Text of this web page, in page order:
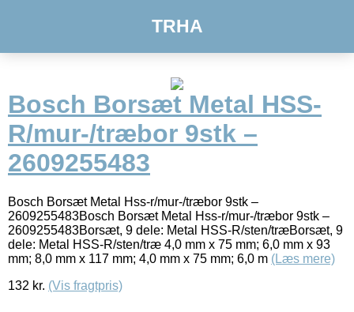
TRHA
Bosch Borsæt Metal HSS-
R/mur-/træbor 9stk –
2609255483
Bosch Borsæt Metal Hss-r/mur-/træbor 9stk –
2609255483Bosch Borsæt Metal Hss-r/mur-/træbor 9stk –
2609255483Borsæt, 9 dele: Metal HSS-R/sten/træBorsæt, 9
dele: Metal HSS-R/sten/træ 4,0 mm x 75 mm; 6,0 mm x 93
mm; 8,0 mm x 117 mm; 4,0 mm x 75 mm; 6,0 m (Læs mere)
132 kr. (Vis fragtpris)